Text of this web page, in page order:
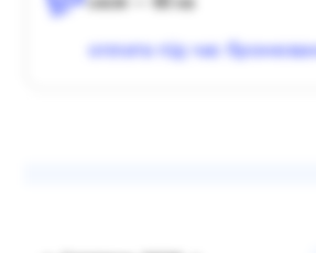
оплата під час